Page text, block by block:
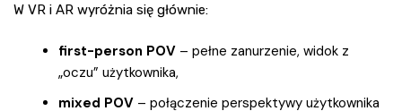
W VR i AR wyróżnia się głównie:
first-person POV – pełne zanurzenie, widok z
„oczu” użytkownika,
mixed POV – połączenie perspektywy użytkownika